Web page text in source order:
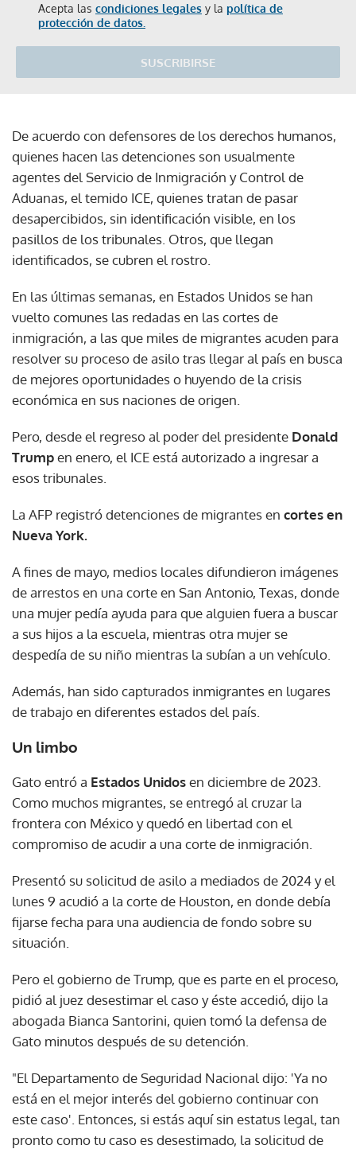
Acepta las condiciones legales y la política de
protección de datos.
SUSCRIBIRSE
De acuerdo con defensores de los derechos humanos,
quienes hacen las detenciones son usualmente
agentes del Servicio de Inmigración y Control de
Aduanas, el temido ICE, quienes tratan de pasar
desapercibidos, sin identificación visible, en los
pasillos de los tribunales. Otros, que llegan
identificados, se cubren el rostro.
En las últimas semanas, en Estados Unidos se han
vuelto comunes las redadas en las cortes de
inmigración, a las que miles de migrantes acuden para
resolver su proceso de asilo tras llegar al país en busca
de mejores oportunidades o huyendo de la crisis
económica en sus naciones de origen.
Pero, desde el regreso al poder del presidente Donald
Trumpen enero, el ICE está autorizado a ingresar a
esos tribunales.
La AFP registró detenciones de migrantes en cortes en
Nueva York.
A fines de mayo, medios locales difundieron imágenes
de arrestos en una corte en San Antonio, Texas, donde
una mujer pedía ayuda para que alguien fuera a buscar
a sus hijos a la escuela, mientras otra mujer se
despedía de su niño mientras la subían a un vehículo.
Además, han sido capturados inmigrantes en lugares
de trabajo en diferentes estados del país.
Un limbo
Gato entró a Estados Unidosen diciembre de 2023.
Como muchos migrantes, se entregó al cruzar la
frontera con México y quedó en libertad con el
compromiso de acudir a una corte de inmigración.
Presentó su solicitud de asilo a mediados de 2024 y el
lunes 9 acudió a la corte de Houston, en donde debía
fijarse fecha para una audiencia de fondo sobre su
situación.
Pero el gobierno de Trump, que es parte en el proceso,
pidió al juez desestimar el caso y éste accedió, dijo la
abogada Bianca Santorini, quien tomó la defensa de
Gato minutos después de su detención.
"El Departamento de Seguridad Nacional dijo: 'Ya no
está en el mejor interés del gobierno continuar con
este caso'. Entonces, si estás aquí sin estatus legal, tan
pronto como tu caso es desestimado, la solicitud de